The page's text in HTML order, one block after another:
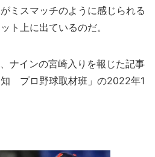
ミスマッチのように感じられる
ト上に出ているのだ。
ナインの宮崎入りを報じた記事
知 プロ野球取材班」の2022年1